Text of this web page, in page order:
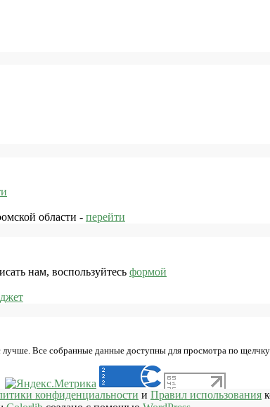
области - перейти
нам, воспользуйтесь формой
Все собранные данные доступны для просмотра по
конфиденциальности и Правил использования